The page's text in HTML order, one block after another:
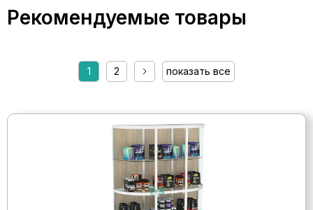
Рекомендуемые товары
1 2 показать все